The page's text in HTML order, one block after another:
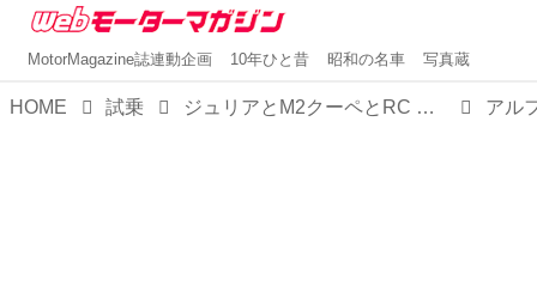
MotorMagazine誌連動企画 10年ひと昔 昭和の名車 写真蔵
HOME 試乗 ジュリアとM2クーペとRC Fを【比較試乗】。お楽しみはFRからはじまり、高揚感か官能性か精緻さかいずれかに至る